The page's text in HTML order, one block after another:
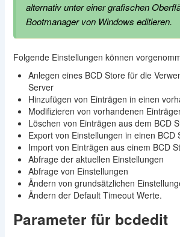
alternativ unter einer grafischen
Bootmanager von Windows editieren.
Folgende Einstellungen können
Anlegen eines BCD Store für die
Server
Hinzufügen von Einträgen in einen
Modifizieren von vorhandenen
Löschen von Einträgen aus dem BCD
Export von Einstellungen in einen BCD
Import von Einträgen aus einem BCD
Abfrage der aktuellen Einstellungen
Abfrage von Einstellungen
Ändern von grundsätzlichen
Ändern der Default Timeout Werte.
Parameter für bcdedit